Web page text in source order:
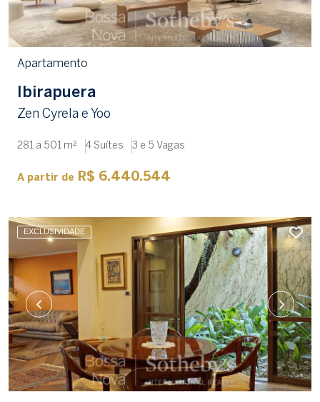
Apartamento
Ibirapuera
Zen Cyrela e Yoo
281 a 501 m² 4 Suítes 3 e 5 Vagas
A partir de R$ 6.440.544
EXCLUSIVIDADE